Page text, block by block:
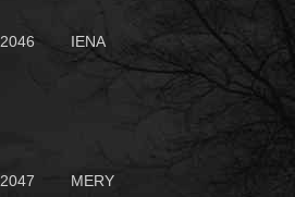
2046 IENA
2047 MERY